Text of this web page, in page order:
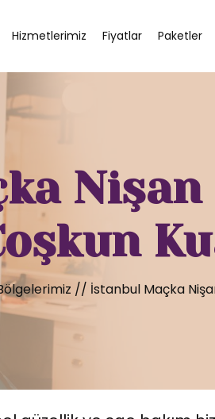
Hizmetlerimiz Fiyatlar Paketler
Nişan
// İstanbul Maçka